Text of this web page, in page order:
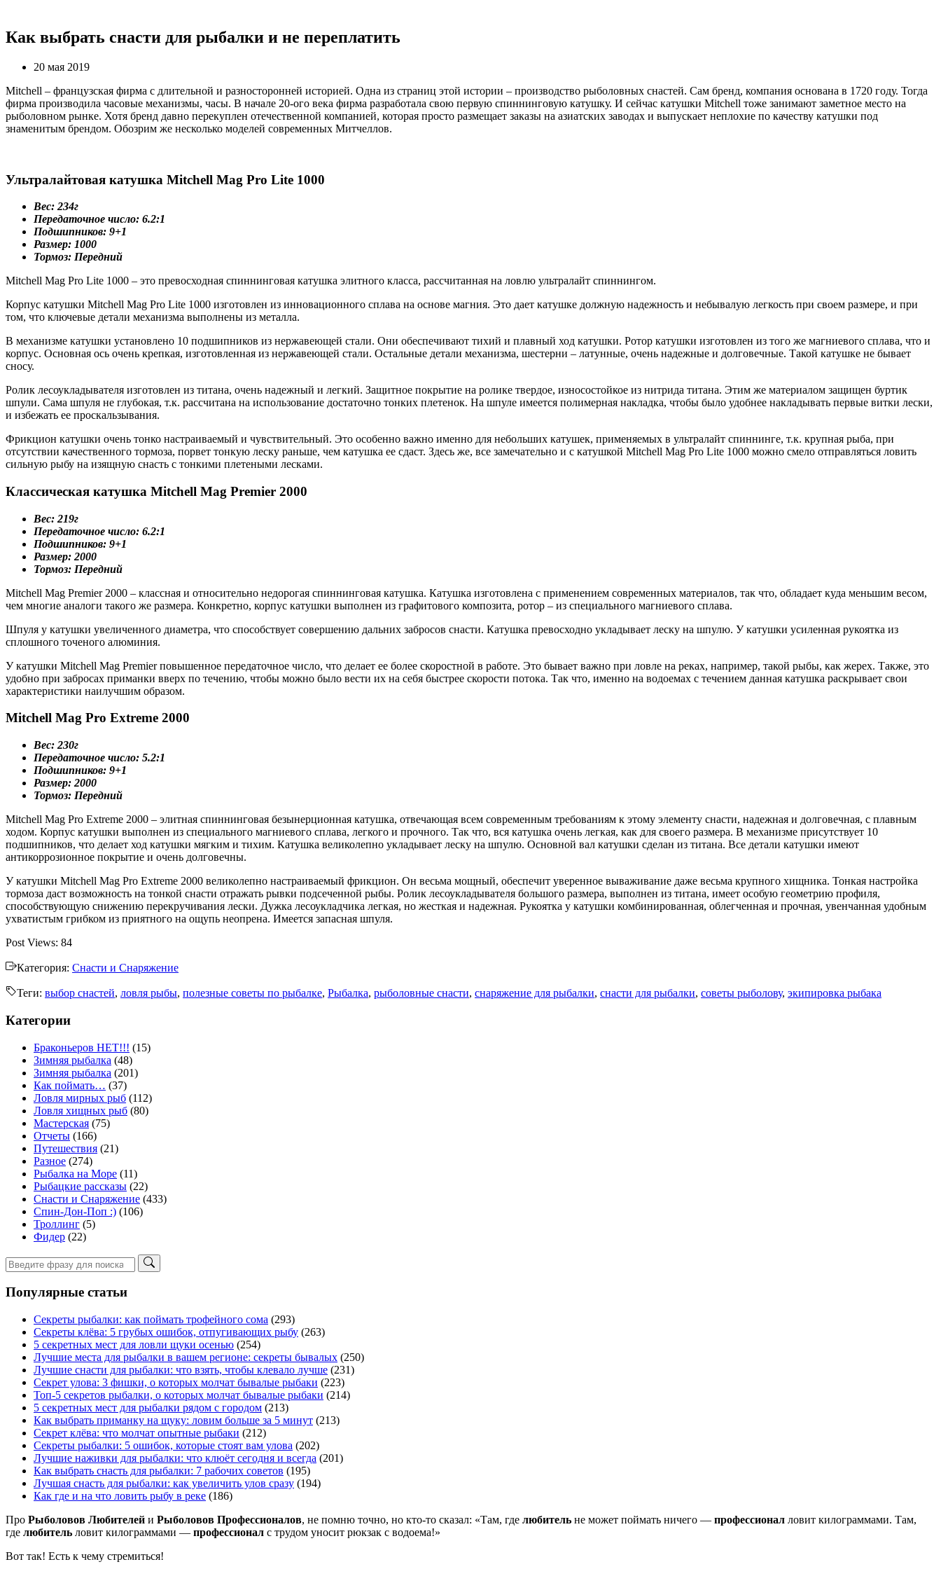
Как выбрать снасти для рыбалки и не переплатить
20 мая 2019
Mitchell – французская фирма с длительной и разносторонней историей. Одна из страниц этой истории – производство рыболовных снастей. Сам бренд, компания основана в 1720 году. Тогда
фирма производила часовые механизмы, часы. В начале 20-ого века фирма разработала свою первую спиннинговую катушку. И сейчас катушки Mitchell тоже занимают заметное место на
рыболовном рынке. Хотя бренд давно перекуплен отечественной компанией, которая просто размещает заказы на азиатских заводах и выпускает неплохие по качеству катушки под
знаменитым брендом. Обозрим же несколько моделей современных Митчеллов.
Ультралайтовая катушка Mitchell Mag Pro Lite 1000
Вес: 234г
Передаточное число: 6.2:1
Подшипников: 9+1
Размер: 1000
Тормоз: Передний
Mitchell Mag Pro Lite 1000 – это превосходная спиннинговая катушка элитного класса, рассчитанная на ловлю ультралайт спиннингом.
Корпус катушки Mitchell Mag Pro Lite 1000 изготовлен из инновационного сплава на основе магния. Это дает катушке должную надежность и небывалую легкость при своем размере, и при
том, что ключевые детали механизма выполнены из металла.
В механизме катушки установлено 10 подшипников из нержавеющей стали. Они обеспечивают тихий и плавный ход катушки. Ротор катушки изготовлен из того же магниевого сплава, что и
корпус. Основная ось очень крепкая, изготовленная из нержавеющей стали. Остальные детали механизма, шестерни – латунные, очень надежные и долговечные. Такой катушке не бывает
сносу.
Ролик лесоукладывателя изготовлен из титана, очень надежный и легкий. Защитное покрытие на ролике твердое, износостойкое из нитрида титана. Этим же материалом защищен буртик
шпули. Сама шпуля не глубокая, т.к. рассчитана на использование достаточно тонких плетенок. На шпуле имеется полимерная накладка, чтобы было удобнее накладывать первые витки лески,
и избежать ее проскальзывания.
Фрикцион катушки очень тонко настраиваемый и чувствительный. Это особенно важно именно для небольших катушек, применяемых в ультралайт спиннинге, т.к. крупная рыба, при
отсутствии качественного тормоза, порвет тонкую леску раньше, чем катушка ее сдаст. Здесь же, все замечательно и с катушкой Mitchell Mag Pro Lite 1000 можно смело отправляться ловить
сильную рыбу на изящную снасть с тонкими плетеными лесками.
Классическая катушка Mitchell Mag Premier 2000
Вес: 219г
Передаточное число: 6.2:1
Подшипников: 9+1
Размер: 2000
Тормоз: Передний
Mitchell Mag Premier 2000 – классная и относительно недорогая спиннинговая катушка. Катушка изготовлена с применением современных материалов, так что, обладает куда меньшим весом,
чем многие аналоги такого же размера. Конкретно, корпус катушки выполнен из графитового композита, ротор – из специального магниевого сплава.
Шпуля у катушки увеличенного диаметра, что способствует совершению дальних забросов снасти. Катушка превосходно укладывает леску на шпулю. У катушки усиленная рукоятка из
сплошного точеного алюминия.
У катушки Mitchell Mag Premier повышенное передаточное число, что делает ее более скоростной в работе. Это бывает важно при ловле на реках, например, такой рыбы, как жерех. Также, это
удобно при забросах приманки вверх по течению, чтобы можно было вести их на себя быстрее скорости потока. Так что, именно на водоемах с течением данная катушка раскрывает свои
характеристики наилучшим образом.
Mitchell Mag Pro Extreme 2000
Вес: 230г
Передаточное число: 5.2:1
Подшипников: 9+1
Размер: 2000
Тормоз: Передний
Mitchell Mag Pro Extreme 2000 – элитная спиннинговая безынерционная катушка, отвечающая всем современным требованиям к этому элементу снасти, надежная и долговечная, с плавным
ходом. Корпус катушки выполнен из специального магниевого сплава, легкого и прочного. Так что, вся катушка очень легкая, как для своего размера. В механизме присутствует 10
подшипников, что делает ход катушки мягким и тихим. Катушка великолепно укладывает леску на шпулю. Основной вал катушки сделан из титана. Все детали катушки имеют
антикоррозионное покрытие и очень долговечны.
У катушки Mitchell Mag Pro Extreme 2000 великолепно настраиваемый фрикцион. Он весьма мощный, обеспечит уверенное вываживание даже весьма крупного хищника. Тонкая настройка
тормоза даст возможность на тонкой снасти отражать рывки подсеченной рыбы. Ролик лесоукладывателя большого размера, выполнен из титана, имеет особую геометрию профиля,
способствующую снижению перекручивания лески. Дужка лесоукладчика легкая, но жесткая и надежная. Рукоятка у катушки комбинированная, облегченная и прочная, увенчанная удобным
ухватистым грибком из приятного на ощупь неопрена. Имеется запасная шпуля.
Post Views: 84
Категория: Снасти и Снаряжение
Теги: выбор снастей, ловля рыбы, полезные советы по рыбалке, Рыбалка, рыболовные снасти, снаряжение для рыбалки, снасти для рыбалки, советы рыболову, экипировка рыбака
Категории
Браконьеров НЕТ!!! (15)
Зимняя рыбалка (48)
Зимняя рыбалка (201)
Как поймать… (37)
Ловля мирных рыб (112)
Ловля хищных рыб (80)
Мастерская (75)
Отчеты (166)
Путешествия (21)
Разное (274)
Рыбалка на Море (11)
Рыбацкие рассказы (22)
Снасти и Снаряжение (433)
Спин-Дон-Поп :) (106)
Троллинг (5)
Фидер (22)
Популярные статьи
Секреты рыбалки: как поймать трофейного сома (293)
Секреты клёва: 5 грубых ошибок, отпугивающих рыбу (263)
5 секретных мест для ловли щуки осенью (254)
Лучшие места для рыбалки в вашем регионе: секреты бывалых (250)
Лучшие снасти для рыбалки: что взять, чтобы клевало лучше (231)
Секрет улова: 3 фишки, о которых молчат бывалые рыбаки (223)
Топ-5 секретов рыбалки, о которых молчат бывалые рыбаки (214)
5 секретных мест для рыбалки рядом с городом (213)
Как выбрать приманку на щуку: ловим больше за 5 минут (213)
Секрет клёва: что молчат опытные рыбаки (212)
Секреты рыбалки: 5 ошибок, которые стоят вам улова (202)
Лучшие наживки для рыбалки: что клюёт сегодня и всегда (201)
Как выбрать снасть для рыбалки: 7 рабочих советов (195)
Лучшая снасть для рыбалки: как увеличить улов сразу (194)
Как где и на что ловить рыбу в реке (186)
Про Рыболовов Любителей и Рыболовов Профессионалов, не помню точно, но кто-то сказал: «Там, где любитель не может поймать ничего — профессионал ловит килограммами. Там,
где любитель ловит килограммами — профессионал с трудом уносит рюкзак с водоема!»
Вот так! Есть к чему стремиться!